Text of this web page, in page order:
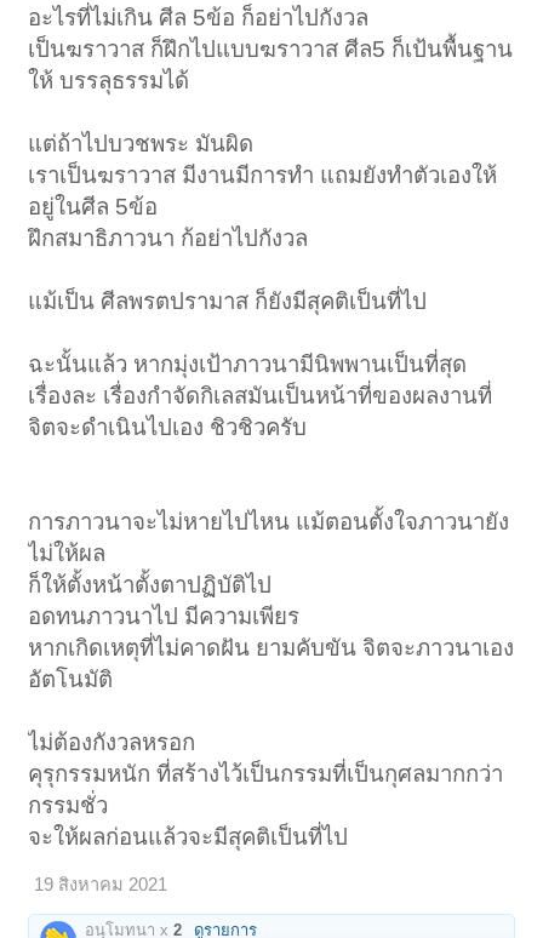
ปัญหาคือ ถ้าหากผมยังรักษา ศีล ทาน ภาวนา สมาธิ ครบ ละกิเลสโกรธ
โทสะ จนเบาบาง มีพรหมวิหาร ๔ ไม่เกิดนิวรณ์ในสมาธิ แต่ยังมีกามกิเลส
ทางเพศอยู่ในจิตในยามปกติโดยเฉพาะเวลานั่งทำงาน ถ้าหากผมตายไป
อย่างกระทันหัน (ปกติผมจะภาวนาพุทโธในใจตลอดเวลา) จะส่งผลให้ผมไป
ตกอบายภูมิ ไปนรกได้ไหมครับ
อะไรที่ไม่เกิน ศีล 5ข้อ ก็อย่าไปกังวล
เป็นฆราวาส ก็ฝึกไปแบบฆราวาส ศีล5 ก็เป้นพื้นฐาน
ให้ บรรลุธรรมได้
แต่ถ้าไปบวชพระ มันผิด
เราเป็นฆราวาส มีงานมีการทำ แถมยังทำตัวเองให้
อยู่ในศีล 5ข้อ
ฝึกสมาธิภาวนา ก้อย่าไปกังวล
แม้เป็น ศีลพรตปรามาส ก็ยังมีสุคติเป็นที่ไป
ฉะนั้นแล้ว หากมุ่งเป้าภาวนามีนิพพานเป็นที่สุด
เรื่องละ เรื่องกำจัดกิเลสมันเป็นหน้าที่ของผลงานที่
จิตจะดำเนินไปเอง ชิวชิวครับ
การภาวนาจะไม่หายไปไหน แม้ตอนตั้งใจภาวนายัง
ไม่ให้ผล
ก็ให้ตั้งหน้าตั้งตาปฏิบัติไป
อดทนภาวนาไป มีความเพียร
หากเกิดเหตุที่ไม่คาดฝัน ยามคับขัน จิตจะภาวนาเอง
อัตโนมัติ
ไม่ต้องกังวลหรอก
คุรุกรรมหนัก ที่สร้างไว้เป็นกรรมที่เป็นกุศลมากกว่า
กรรมชั่ว
จะให้ผลก่อนแล้วจะมีสุคติเป็นที่ไป
19 สิงหาคม 2021
อนุโมทนา x2 ดูรายการ